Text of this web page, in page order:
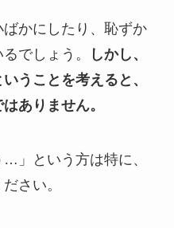
かにしたり、恥ずか
でしょう。
しかし、
うことを考えると、
ありません。
…」という方は特に、
さい。